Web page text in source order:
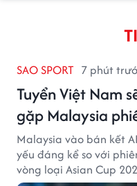
SAO SPORT 7 phút
Tuyển Việt Nam
gặp Malaysia
Malaysia vào bán kết
yếu đáng kể so với
vòng loại Asian Cup